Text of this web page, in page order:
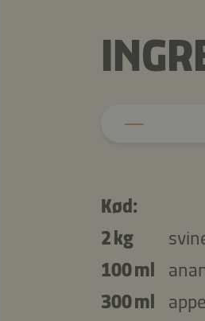
Kød:
2 kg
100 ml
300 ml